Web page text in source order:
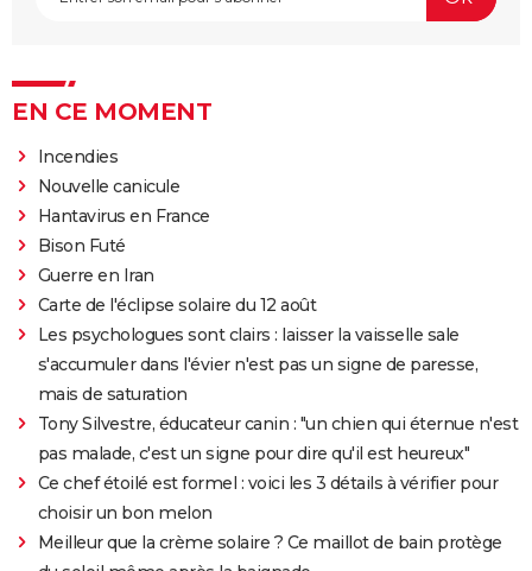
EN CE MOMENT
Incendies
Nouvelle canicule
Hantavirus en France
Bison Futé
Guerre en Iran
Carte de l'éclipse solaire du 12 août
Les psychologues sont clairs : laisser la vaisselle sale
s'accumuler dans l'évier n'est pas un signe de paresse,
mais de saturation
Tony Silvestre, éducateur canin : "un chien qui éternue n'est
pas malade, c'est un signe pour dire qu'il est heureux"
Ce chef étoilé est formel : voici les 3 détails à vérifier pour
choisir un bon melon
Meilleur que la crème solaire ? Ce maillot de bain protège